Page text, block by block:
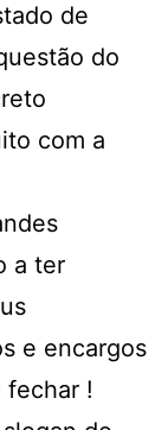
de
do
com a
a ter
e encargos
fechar !